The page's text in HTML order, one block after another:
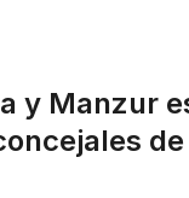
y Manzur
de